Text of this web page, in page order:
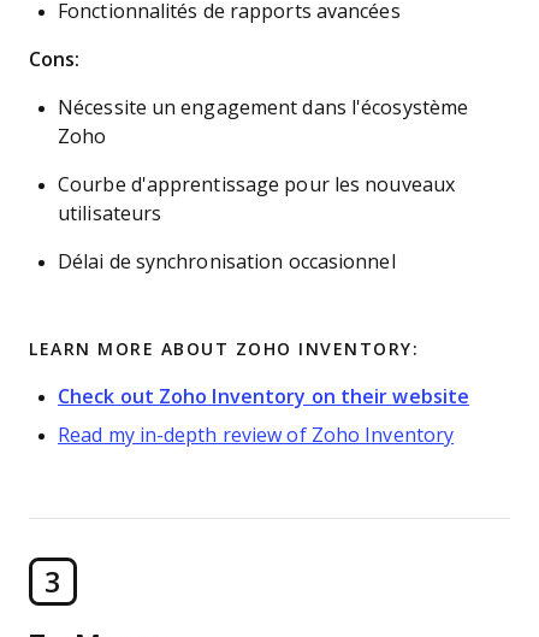
Fonctionnalités de rapports avancées
Cons:
Nécessite un engagement dans l'écosystème
Zoho
Courbe d'apprentissage pour les nouveaux
utilisateurs
Délai de synchronisation occasionnel
LEARN MORE ABOUT ZOHO INVENTORY:
Check out Zoho Inventory on their website
Read my in-depth review of Zoho Inventory
3